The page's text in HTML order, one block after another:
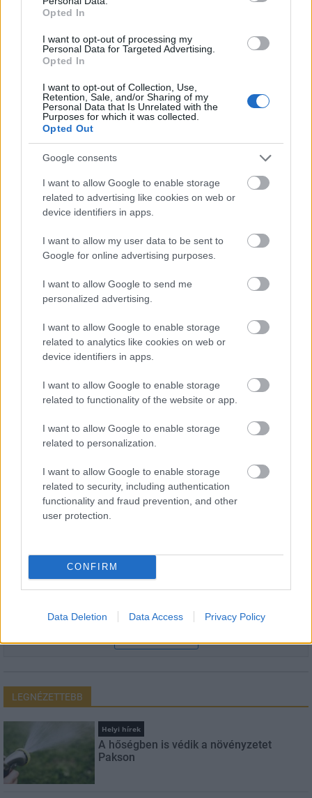
Opted In
I want to opt-out of processing my
Personal Data for Targeted Advertising.
Opted In
I want to opt-out of Collection, Use,
Retention, Sale, and/or Sharing of my
Personal Data that Is Unrelated with the
Purposes for which it was collected.
Opted Out
Google consents
I want to allow Google to enable storage
related to advertising like cookies on web or
device identifiers in apps.
I want to allow my user data to be sent to
Google for online advertising purposes.
I want to allow Google to send me
personalized advertising.
I want to allow Google to enable storage
related to analytics like cookies on web or
device identifiers in apps.
I want to allow Google to enable storage
related to functionality of the website or app.
I want to allow Google to enable storage
related to personalization.
I want to allow Google to enable storage
related to security, including authentication
functionality and fraud prevention, and other
user protection.
CONFIRM
Data Deletion Data Access Privacy Policy
Hódmezővásárhely
Másfélszeresére bővítik Hódmezővásárhely jó hírű
református iskoláját
kivitelezheti; a munkák csaknem egy évig tartanak majd.
Látványos építési szakasz indult be a
Paks II.: Mit jelent az 5. blokk új
mérföldköve a felülvizsgálat
Elkészült a Liszt Ferenc repülőtér
közelében lévő logisztikai bázis út- és
közműhálózatának fejlesztése
Látlelet a hazai víziközművekről?
Egyetlen, fél évszázados vezetéken
Feliratkozom a hírlevélre és elfogadom azadatvédelmi
LEGNÉZETTEBB
Helyi hírek
A hőségben is védik a növényzetet
Pakson